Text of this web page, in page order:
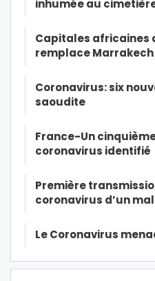
inhumée au
Capitales africaines
remplace
Coronavirus: six
saoudite
France-Un
coronavirus identifié
Première
coronavirus d’un
Le Coronavirus